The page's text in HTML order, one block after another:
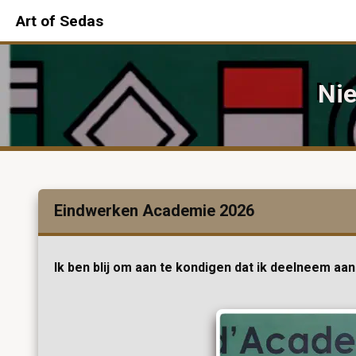
Art of Sedas
Eindwerken Academie 2026
Ik ben blij om aan te kondigen dat ik deelneem